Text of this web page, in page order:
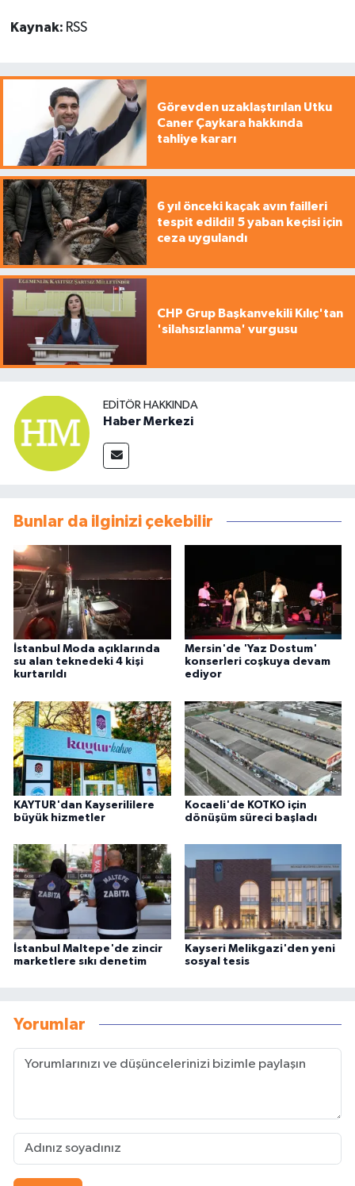
Kaynak: RSS
Görevden uzaklaştırılan Utku
Caner Çaykara hakkında
tahliye kararı
6 yıl önceki kaçak avın failleri
tespit edildi! 5 yaban keçisi için
ceza uygulandı
CHP Grup Başkanvekili Kılıç'tan
'silahsızlanma' vurgusu
EDITÖR HAKKINDA
Haber Merkezi
Bunlar da ilginizi çekebilir
İstanbul Moda açıklarında
su alan teknedeki 4 kişi
kurtarıldı
Mersin'de 'Yaz Dostum'
konserleri coşkuya devam
ediyor
KAYTUR'dan Kayserililere
büyük hizmetler
Kocaeli'de KOTKO için
dönüşüm süreci başladı
İstanbul Maltepe'de zincir
marketlere sıkı denetim
Kayseri Melikgazi'den yeni
sosyal tesis
Yorumlar